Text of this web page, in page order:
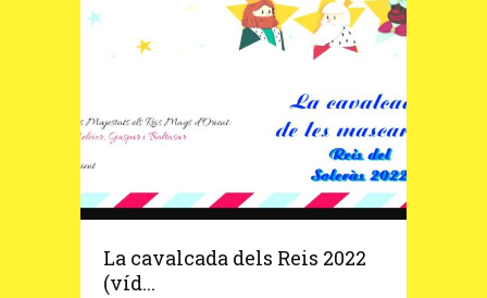
La cavalcada dels Reis 2022
(víd...